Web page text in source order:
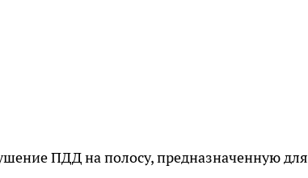
ПДД на полосу, предназначенную для